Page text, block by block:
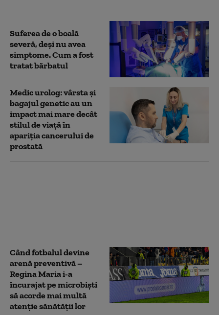
Suferea de o boală
severă, deși nu avea
simptome. Cum a fost
tratat bărbatul
Medic urolog: vârsta și
bagajul genetic au un
impact mai mare decât
stilul de viaţă în
apariția cancerului de
prostată
Când fotbalul devine
arenă preventivă –
Regina Maria i-a
încurajat pe microbiști
să acorde mai multă
atenție sănătății lor